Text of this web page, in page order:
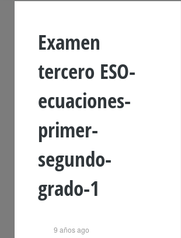
Examen
tercero ESO-
ecuaciones-
primer-
segundo-
grado-1
9 años ago